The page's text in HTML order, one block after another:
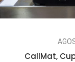
CallMat,